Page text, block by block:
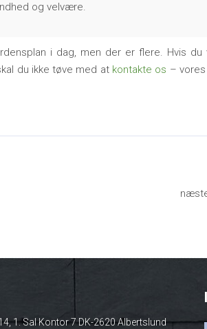
og velvære.
i dag, men der er flere. Hvis du
du ikke tøve med at kontakte os –
1. Sal Kontor 7 DK-2620 Albertslund